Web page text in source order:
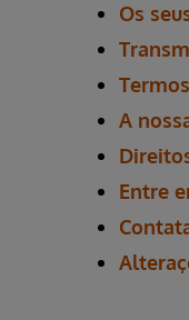
Os
A
Entre